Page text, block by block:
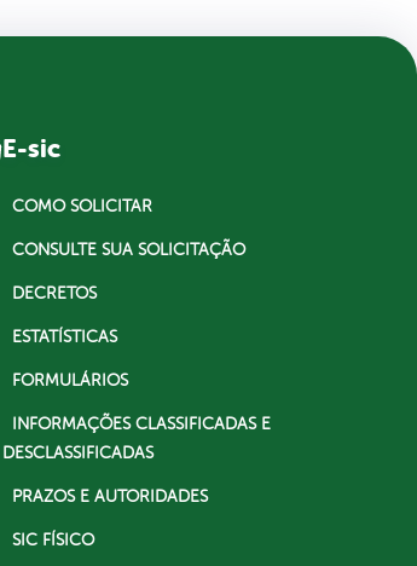
E-sic
COMO SOLICITAR
CONSULTE SUA SOLICITAÇÃO
DECRETOS
ESTATÍSTICAS
FORMULÁRIOS
INFORMAÇÕES CLASSIFICADAS E
DESCLASSIFICADAS
PRAZOS E AUTORIDADES
SIC FÍSICO